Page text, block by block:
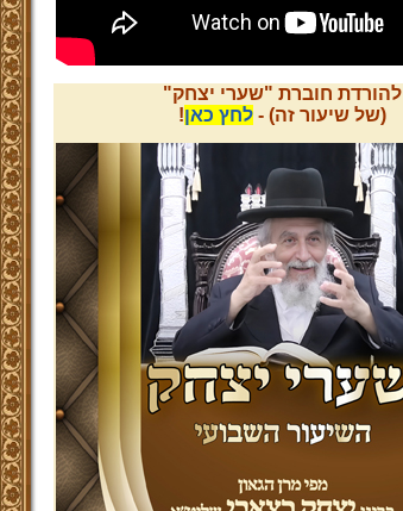
להורדת חוברת "שערי יצחק"
(של שיעור זה) -לחץ כאן!